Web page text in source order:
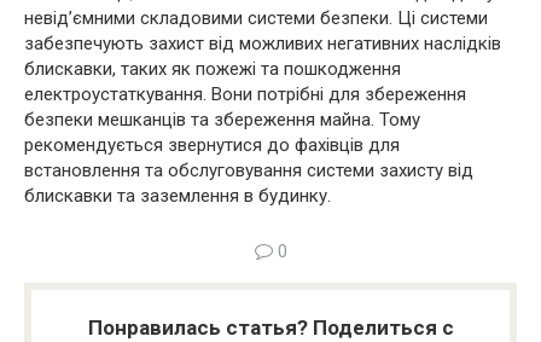
невід’ємними складовими системи безпеки. Ці системи
забезпечують захист від можливих негативних наслідків
блискавки, таких як пожежі та пошкодження
електроустаткування. Вони потрібні для збереження
безпеки мешканців та збереження майна. Тому
рекомендується звернутися до фахівців для
встановлення та обслуговування системи захисту від
блискавки та заземлення в будинку.
0
Понравилась статья? Поделиться с